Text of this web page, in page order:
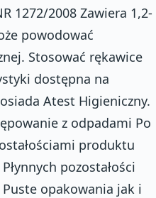
1272/2008 Zawiera 1,2-
powodować
Stosować rękawice
dostępna na
Atest Higieniczny.
z odpadami Po
produktu
pozostałości
opakowania jak i